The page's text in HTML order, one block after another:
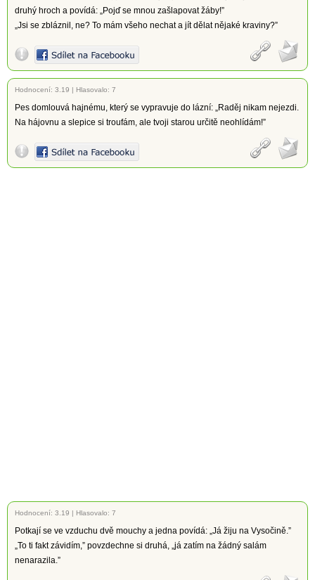
druhý hroch a povídá: „Pojď se mnou zašlapovat žáby!”
„Jsi se zbláznil, ne? To mám všeho nechat a jít dělat nějaké kraviny?”
Hodnocení: 3.19 | Hlasovalo: 7
Pes domlouvá hajnému, který se vypravuje do lázní: „Raděj nikam nejezdi.
Na hájovnu a slepice si troufám, ale tvoji starou určitě neohlídám!”
Hodnocení: 3.19 | Hlasovalo: 7
Potkají se ve vzduchu dvě mouchy a jedna povídá: „Já žiju na Vysočině.”
„To ti fakt závidím,” povzdechne si druhá, „já zatím na žádný salám
nenarazila.”